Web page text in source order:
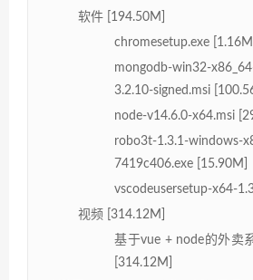
软件 [194.50M]
chromesetup.exe [1.16M]
mongodb-win32-
3.2.10-signed.msi
node-v14.6.0-x64.msi
robo3t-1.3.1-windows-
7419c406.exe [15.90M]
vscodeusersetup-x64-
视频 [314.12M]
基于vue + node的外卖
[314.12M]